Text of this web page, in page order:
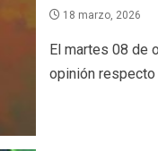
18 marzo, 2026
El martes 08 de
opinión respecto